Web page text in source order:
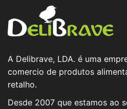
A Delibrave, LDA. é uma
comercio de produtos
retalho.
Desde 2007 que estamos ao